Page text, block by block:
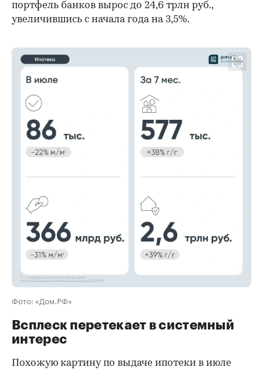
портфель банков вырос до 24,6 трлн руб.,
увеличившись с начала года на 3,5%.
Фото: «Дом.РФ»
Всплеск перетекает в системный
интерес
Похожую картину по выдаче ипотеки в июле